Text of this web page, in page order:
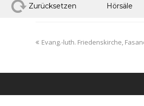
Zurücksetzen Hörsäle
Evang.-luth. Friedenskirche,